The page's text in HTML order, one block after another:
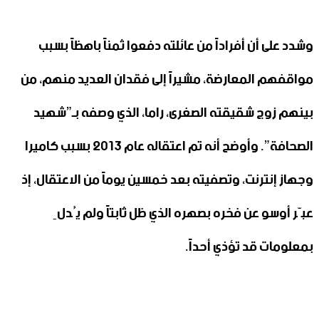
وشدد على أن أفراداً من عائلته دفعوا ثمناً باهظاً بسبب
مواقفهم المعارضة، مشيراً إلى فقدان العديد منهم، من
بينهم زوج شقيقته الصغرى، راما، الذي وصفه بـ”شهيد
الصحافة”. وأوضح أنه تم اعتقاله عام 2013 بسبب كاميرا
وجهاز إنترنت، وتصفيته بعد خمسين يوماً من الاعتقال، إذ
عبّر أوسو عن فخره بصهره الذي ظل ثابتاً ولم يُدلِ
بمعلومات قد تؤذي أحداً.